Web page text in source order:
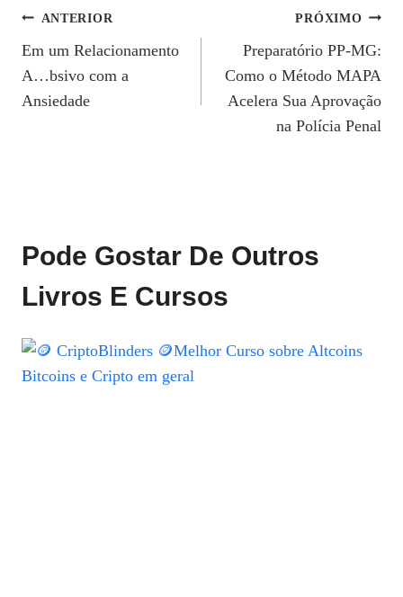
Navegação
De
Post
ANTERIOR
Em um Relacionamento
A…bsivo com a
Ansiedade
PRÓXIMO
Preparatório PP-MG:
Como o Método MAPA
Acelera Sua Aprovação
na Polícia Penal
Pode Gostar De Outros
Livros E Cursos